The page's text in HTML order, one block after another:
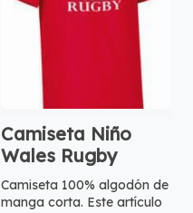
Camiseta Niño
Wales Rugby
Camiseta 100% algodón de
manga corta. Este artículo